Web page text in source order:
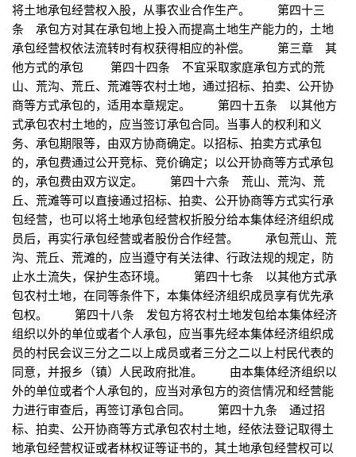
将土地承包经营权入股，从事农业合作生产。 第四十三
条 承包方对其在承包地上投入而提高土地生产能力的，土地
承包经营权依法流转时有权获得相应的补偿。 第三章 其
他方式的承包 第四十四条 不宜采取家庭承包方式的荒
山、荒沟、荒丘、荒滩等农村土地，通过招标、拍卖、公开协
商等方式承包的，适用本章规定。 第四十五条 以其他方
式承包农村土地的，应当签订承包合同。当事人的权利和义
务、承包期限等，由双方协商确定。以招标、拍卖方式承包
的，承包费通过公开竞标、竞价确定；以公开协商等方式承包
的，承包费由双方议定。 第四十六条 荒山、荒沟、荒
丘、荒滩等可以直接通过招标、拍卖、公开协商等方式实行承
包经营，也可以将土地承包经营权折股分给本集体经济组织成
员后，再实行承包经营或者股份合作经营。 承包荒山、荒
沟、荒丘、荒滩的，应当遵守有关法律、行政法规的规定，防
止水土流失，保护生态环境。 第四十七条 以其他方式承
包农村土地，在同等条件下，本集体经济组织成员享有优先承
包权。 第四十八条 发包方将农村土地发包给本集体经济
组织以外的单位或者个人承包，应当事先经本集体经济组织成
员的村民会议三分之二以上成员或者三分之二以上村民代表的
同意，并报乡（镇）人民政府批准。 由本集体经济组织以
外的单位或者个人承包的，应当对承包方的资信情况和经营能
力进行审查后，再签订承包合同。 第四十九条 通过招
标、拍卖、公开协商等方式承包农村土地，经依法登记取得土
地承包经营权证或者林权证等证书的，其土地承包经营权可以